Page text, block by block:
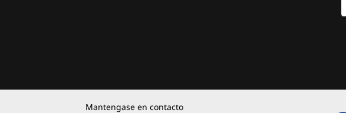
Mantengase en contacto